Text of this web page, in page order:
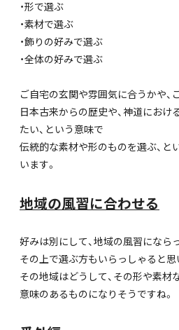
・形で選ぶ
・素材で選ぶ
・飾りの好みで選ぶ
・全体の好みで選ぶ
ご自宅の玄関や雰囲気に合うかや、
日本古来からの歴史や、神道におけ
たい、という意味で
伝統的な素材や形のものを選ぶ、と
います。
地域の風習に合わせる
好みは別にして、地域の風習になら
その上で選ぶ方もいらっしゃると思
その地域はどうして、その形や素材
意味のあるものになりそうですね。